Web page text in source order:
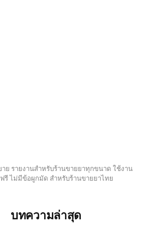
ย รายงานสำหรับร้านขายยาทุกขนาด ใช้งาน
รี ไม่มีข้อผูกมัด สำหรับร้านขายยาไทย
บทความล่าสุด